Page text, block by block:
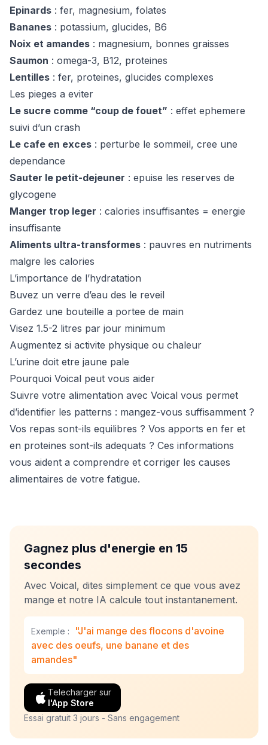
Epinards : fer, magnesium, folates
Bananes : potassium, glucides, B6
Noix et amandes : magnesium, bonnes graisses
Saumon : omega-3, B12, proteines
Lentilles : fer, proteines, glucides complexes
Les pieges a eviter
Le sucre comme “coup de fouet” : effet ephemere
suivi d’un crash
Le cafe en exces : perturbe le sommeil, cree une
dependance
Sauter le petit-dejeuner : epuise les reserves de
glycogene
Manger trop leger : calories insuffisantes = energie
insuffisante
Aliments ultra-transformes : pauvres en nutriments
malgre les calories
L’importance de l’hydratation
Buvez un verre d’eau des le reveil
Gardez une bouteille a portee de main
Visez 1.5-2 litres par jour minimum
Augmentez si activite physique ou chaleur
L’urine doit etre jaune pale
Pourquoi Voical peut vous aider
Suivre votre alimentation avec Voical vous permet
d’identifier les patterns : mangez-vous suffisamment ?
Vos repas sont-ils equilibres ? Vos apports en fer et
en proteines sont-ils adequats ? Ces informations
vous aident a comprendre et corriger les causes
alimentaires de votre fatigue.
Gagnez plus d'energie en 15
secondes
Avec Voical, dites simplement ce que vous avez
mange et notre IA calcule tout instantanement.
Exemple :
"J'ai mange des flocons d'avoine
avec des oeufs, une banane et des
amandes"
Telecharger sur
l'App Store
Essai gratuit 3 jours - Sans engagement